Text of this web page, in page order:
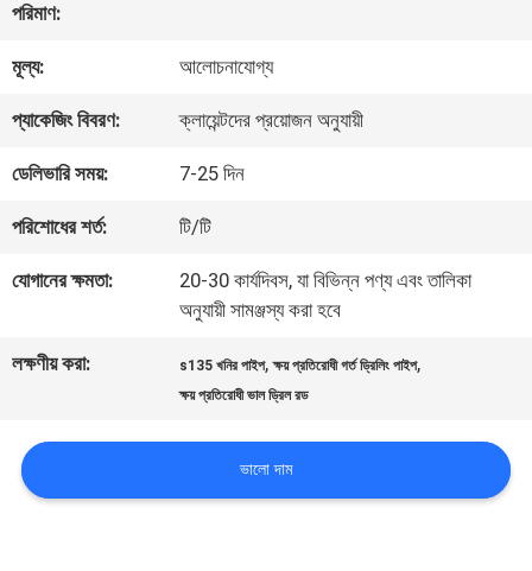
ভ্রমণ
মান
নিয়ন্ত্রণ
সাথে
করুন
পরিমাণ:
মূল্য: আলোচনাযোগ্য
প্যাকেজিং বিবরণ: ক্লায়েন্টদের প্রয়োজন অনুযায়ী
ডেলিভারি সময়: 7-25 দিন
পরিশোধের শর্ত: টি/টি
যোগানের ক্ষমতা:
20-30 কার্যদিবস, যা বিভিন্ন পণ্য এবং তালিকা
অনুযায়ী সামঞ্জস্য করা হবে
লক্ষণীয় করা: s135 খনির পাইপ,ক্ষয় প্রতিরোধী গর্ত ড্রিলিং পাইপ,
ক্ষয় প্রতিরোধী ভাল ড্রিল রড
ভালো দাম